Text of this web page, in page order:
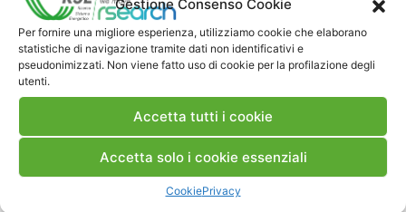
Gestione Consenso Cookie
Per fornire una migliore esperienza, utilizziamo cookie che elaborano
statistiche di navigazione tramite dati non identificativi e
pseudonimizzati. Non viene fatto uso di cookie per la profilazione degli
utenti.
Accetta tutti i cookie
Accetta solo i cookie essenziali
CookiePrivacy
Note Legali
Dove siamo